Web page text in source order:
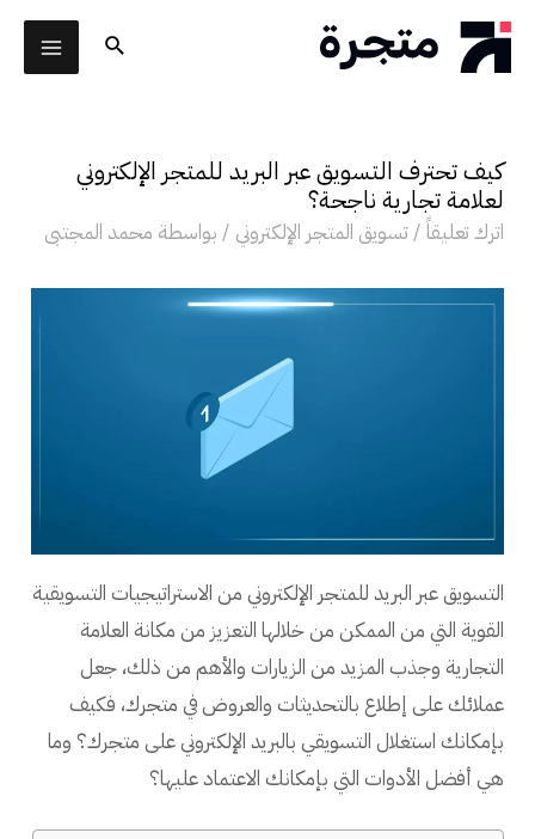
تخطي
البحث
كيف تحترف التسويق عبر البريد للمتجر الإلكتروني
لعلامة تجارية ناجحة؟
اترك تعليقاً /تسويق المتجر الإلكتروني / بواسطة محمد المجتبى
التسويق عبر البريد للمتجر الإلكتروني من الاستراتيجيات التسويقية
القوية التي من الممكن من خلالها التعزيز من مكانة العلامة
التجارية وجذب المزيد من الزيارات والأهم من ذلك، جعل
عملائك على إطلاع بالتحديثات والعروض في متجرك، فكيف
بإمكانك استغلال التسويقي بالبريد الإلكتروني على متجرك؟ وما
هي أفضل الأدوات التي بإمكانك الاعتماد عليها؟